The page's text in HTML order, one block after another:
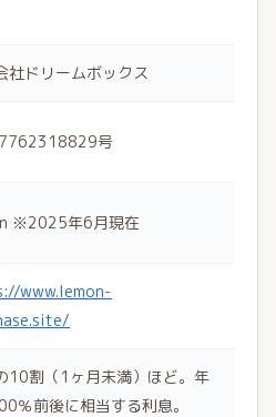
社ドリームボックス
号
※2025年6月現在
www.lemon-
10割（1ヶ月未満）ほど。年
％前後に相当する利息。